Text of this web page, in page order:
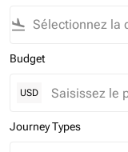
flight_land
Budget
USD
Journey Types